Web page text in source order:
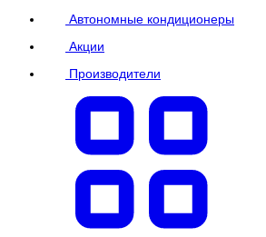
Автономные кондиционеры
Акции
Производители